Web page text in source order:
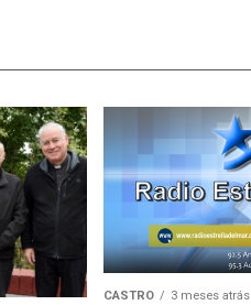
CASTRO 3 meses atrás